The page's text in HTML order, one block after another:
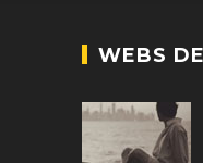
WEBS